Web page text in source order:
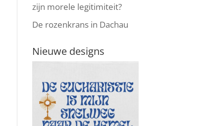
zijn morele legitimiteit?
De rozenkrans in Dachau
Nieuwe designs